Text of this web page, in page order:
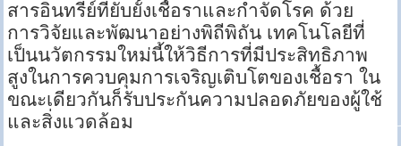
สารอินทรีย์ที่ยับยั้งเชื้อราและกำจัดโรค ด้วย
การวิจัยและพัฒนาอย่างพิถีพิถัน เทคโนโลยีที่
เป็นนวัตกรรมใหม่นี้ให้วิธีการที่มีประสิทธิภาพ
สูงในการควบคุมการเจริญเติบโตของเชื้อรา ใน
ขณะเดียวกันก็รับประกันความปลอดภัยของผู้ใช้
และสิ่งแวดล้อม